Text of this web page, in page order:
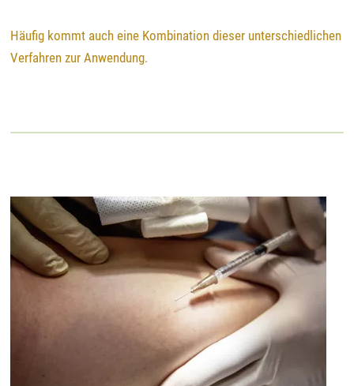
Häufig kommt auch eine Kombination dieser unterschiedlichen
Verfahren zur Anwendung.